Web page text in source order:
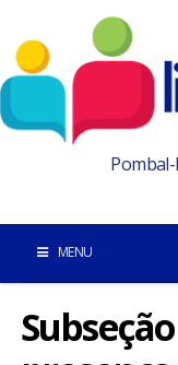
MENU
INÍCIO